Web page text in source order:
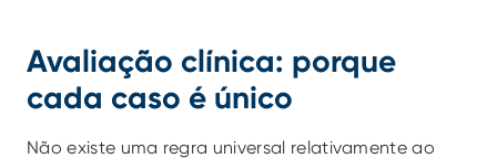
Avaliação clínica: porque
cada caso é único
Não existe uma regra universal relativamente ao